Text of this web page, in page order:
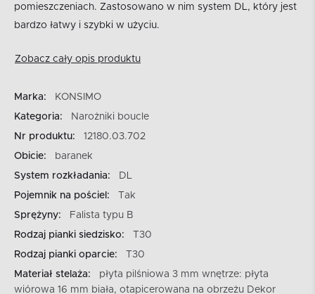
pomieszczeniach. Zastosowano w nim system DL, który jest
bardzo łatwy i szybki w użyciu.
Zobacz cały opis produktu
Marka:
KONSIMO
Kategoria:
Narożniki boucle
Nr produktu:
12180.03.702
Obicie:
baranek
System rozkładania:
DL
Pojemnik na pościel:
Tak
Sprężyny:
Falista typu B
Rodzaj pianki siedzisko:
T30
Rodzaj pianki oparcie:
T30
Materiał stelaża:
płyta pilśniowa 3 mm wnętrze: płyta
wiórowa 16 mm biała, otapicerowana na obrzeżu Dekor